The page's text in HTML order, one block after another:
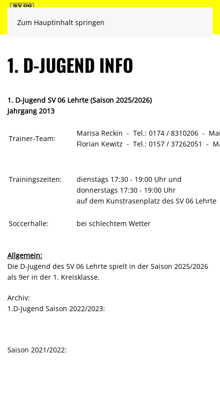
Zum Hauptinhalt springen
1. D-JUGEND INFO
1. D-Jugend SV 06 Lehrte (Saison 2025/2026)
Jahrgang 2013
Trainer-Team:
Marisa Reckin - Tel.: 0174 / 8310206 -
Florian Kewitz - Tel.: 0157 / 37262051 -
Trainingszeiten:
dienstags 17:30 - 19:00 Uhr und
donnerstags 17:30 - 19:00 Uhr
auf dem Kunstrasenplatz des SV 06 Lehrte
Soccerhalle: bei schlechtem Wetter
Allgemein:
Die D-Jugend des SV 06 Lehrte spielt in der Saison 2025/2026
als 9er in der 1. Kreisklasse.
Archiv:
1.D-Jugend Saison 2022/2023:
Saison 2021/2022: